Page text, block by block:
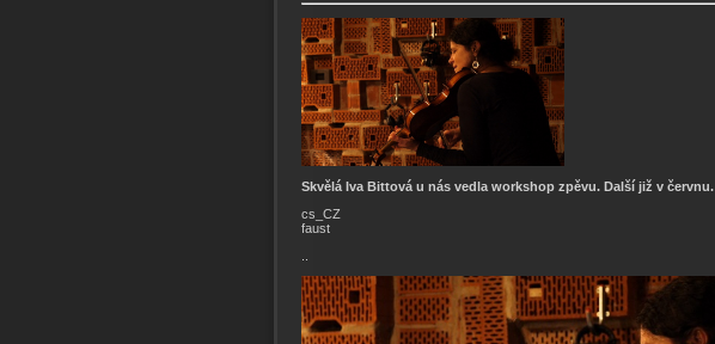
Skvělá Iva Bittová u nás vedla workshop zpěvu. Další již v červnu.
cs_CZ
faust